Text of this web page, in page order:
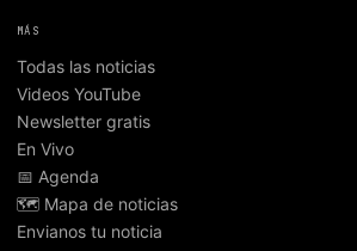
MÁS
Todas las noticias
Videos YouTube
Newsletter gratis
En Vivo
📅 Agenda
🗺️ Mapa de noticias
Envianos tu noticia